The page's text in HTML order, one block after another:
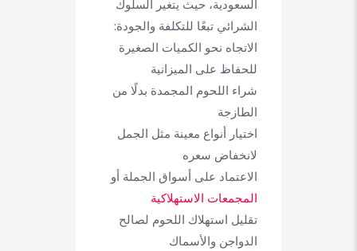
السعودية، حيث يتغير السلوك
الشرائي تبعًا للتكلفة والجودة:
الاتجاه نحو الكميات الصغيرة
للحفاظ على الميزانية
شراء اللحوم المجمدة بدلًا من
الطازجة
اختيار أنواع معينة مثل الجمل
لانخفاض سعره
الاعتماد على أسواق الجملة أو
المجمعات الاستهلاكية
تقليل استهلاك اللحوم لصالح
الدواجن والأسماك